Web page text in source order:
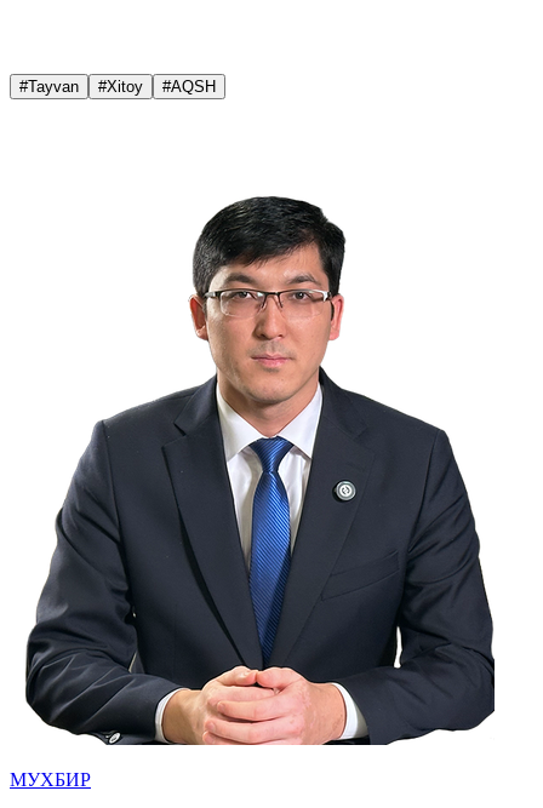
#Tayvan #Xitoy #AQSH
МУХБИР